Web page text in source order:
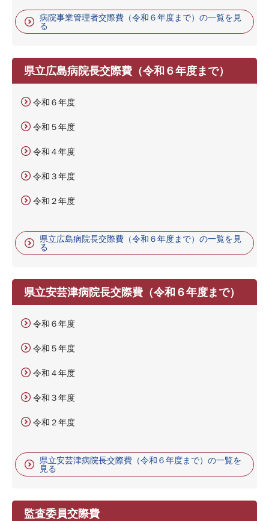
病院事業管理者交際費（令和６年度まで）の一覧を見
る
県立広島病院長交際費（令和６年度まで）
令和６年度
令和５年度
令和４年度
令和３年度
令和２年度
県立広島病院長交際費（令和６年度まで）の一覧を見
る
県立安芸津病院長交際費（令和６年度まで）
令和６年度
令和５年度
令和４年度
令和３年度
令和２年度
県立安芸津病院長交際費（令和６年度まで）の一覧を
見る
監査委員交際費